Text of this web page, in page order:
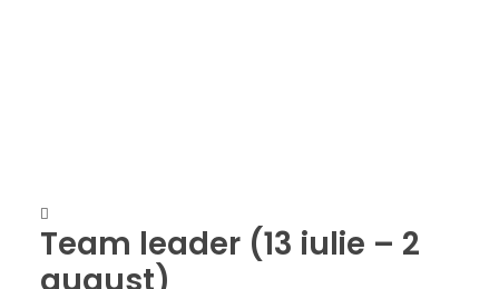
Team leader (13 iulie – 2